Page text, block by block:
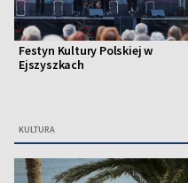
Festyn Kultury Polskiej w
Ejszyszkach
KULTURA